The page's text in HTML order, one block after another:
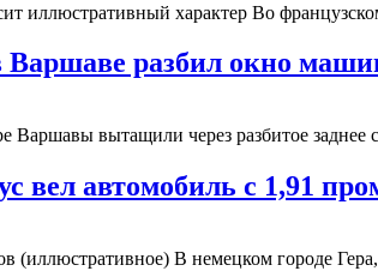
иллюстративный характер Во
разбил окно
Варшавы вытащили через разбитое заднее
вел автомобиль с 1,91
(иллюстративное) В немецком городе